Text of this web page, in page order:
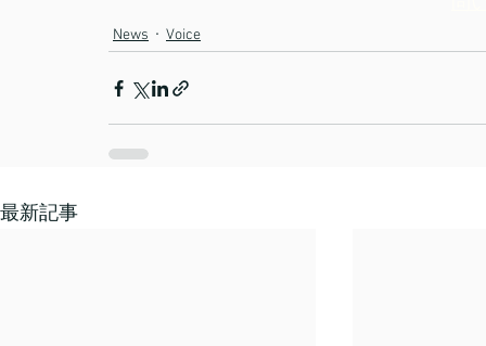
News Voice
最新記事